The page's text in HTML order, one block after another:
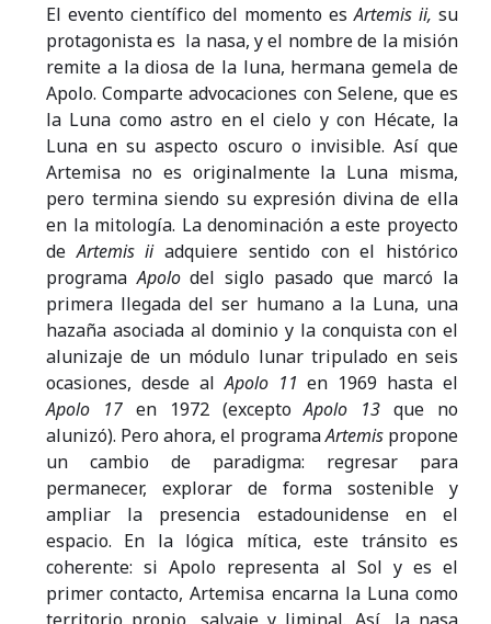
El evento científico del momento esArtemis ii, su
protagonista es la nasa, y el nombre de la misión
remite a la diosa de la luna, hermana gemela de
Apolo. Comparte advocaciones con Selene, que es
la Luna como astro en el cielo y con Hécate, la
Luna en su aspecto oscuro o invisible. Así que
Artemisa no es originalmente la Luna misma,
pero termina siendo su expresión divina de ella
en la mitología. La denominación a este proyecto
deArtemisiiadquiere sentido con el histórico
programaApolodel siglo pasado que marcó la
primera llegada del ser humano a la Luna, una
hazaña asociada al dominio y la conquista con el
alunizaje de un módulo lunar tripulado en seis
ocasiones, desde alApolo 11en 1969 hasta el
Apolo 17en 1972 (exceptoApolo 13 que no
alunizó). Pero ahora, el programaArtemis propone
un cambio de paradigma: regresar para
permanecer, explorar de forma sostenible y
ampliar la presencia estadounidense en el
espacio. En la lógica mítica, este tránsito es
coherente: si Apolo representa al Sol y es el
primer contacto, Artemisa encarna la Luna como